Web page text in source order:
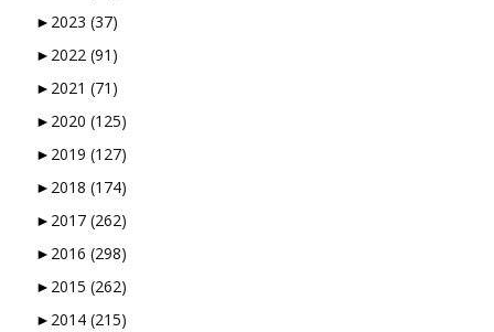
► 2023 (37)
► 2022 (91)
► 2021 (71)
► 2020 (125)
► 2019 (127)
► 2018 (174)
► 2017 (262)
► 2016 (298)
► 2015 (262)
► 2014 (215)